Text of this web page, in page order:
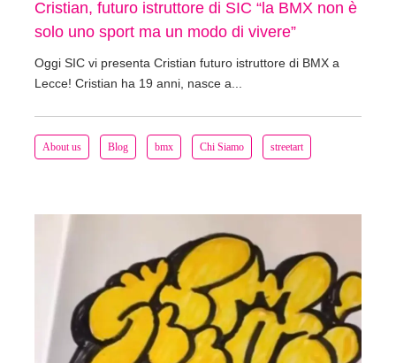
About us Blog bmx Chi Siamo streetart
Cristian, futuro istruttore di SIC “la BMX non è
solo uno sport ma un modo di vivere”
Oggi SIC vi presenta Cristian futuro istruttore di BMX a
Lecce! Cristian ha 19 anni, nasce a...